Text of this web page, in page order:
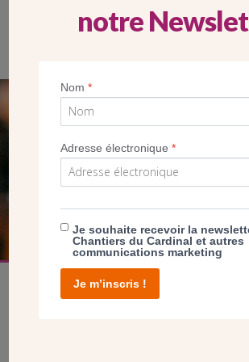
SEUL VOTRE DON
NOUS PERMET D’AGIR
FAIRE UN DON
notre
Nom*
Adresse électronique*
Je souhaite recevoir la
Chantiers du Cardinal et autres
communications marketing
Je m’inscris !